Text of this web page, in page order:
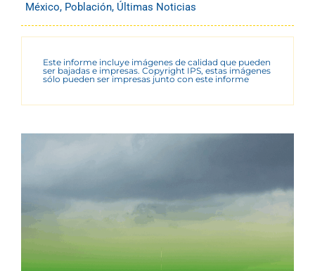
México, Población, Últimas Noticias
Este informe incluye imágenes de calidad que pueden
ser bajadas e impresas. Copyright IPS, estas imágenes
sólo pueden ser impresas junto con este informe